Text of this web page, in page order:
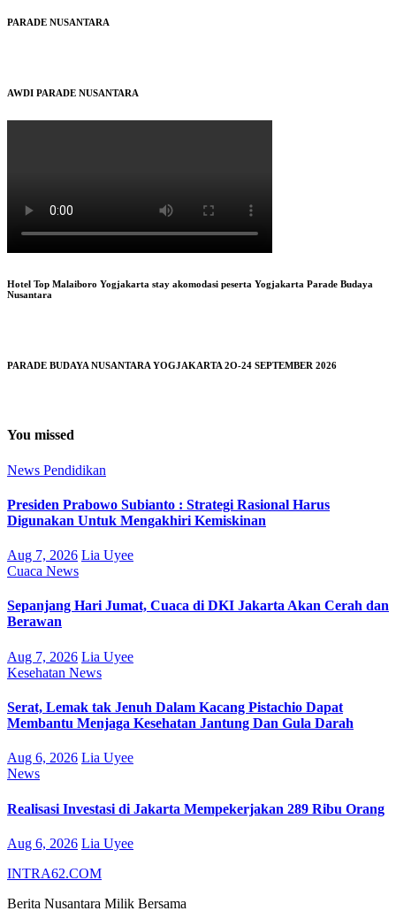
PARADE NUSANTARA
AWDI PARADE NUSANTARA
Hotel Top Malaiboro Yogjakarta stay akomodasi peserta Yogjakarta Parade Budaya
Nusantara
PARADE BUDAYA NUSANTARA YOGJAKARTA 2O-24 SEPTEMBER 2026
You missed
News Pendidikan
Presiden Prabowo Subianto : Strategi Rasional Harus
Digunakan Untuk Mengakhiri Kemiskinan
Aug 7, 2026 Lia Uyee
Cuaca News
Sepanjang Hari Jumat, Cuaca di DKI Jakarta Akan Cerah dan
Berawan
Aug 7, 2026 Lia Uyee
Kesehatan News
Serat, Lemak tak Jenuh Dalam Kacang Pistachio Dapat
Membantu Menjaga Kesehatan Jantung Dan Gula Darah
Aug 6, 2026 Lia Uyee
News
Realisasi Investasi di Jakarta Mempekerjakan 289 Ribu Orang
Aug 6, 2026 Lia Uyee
INTRA62.COM
Berita Nusantara Milik Bersama